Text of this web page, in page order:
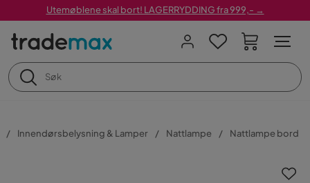
Utemøblene skal bort! LAGERRYDDING fra 999,- →
Innendørsbelysning & Lamper Nattlampe Nattlampe bord